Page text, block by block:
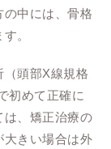
中には、骨格
。
（頭部X線規格
初めて正確に
は、矯正治療の
大きい場合は外